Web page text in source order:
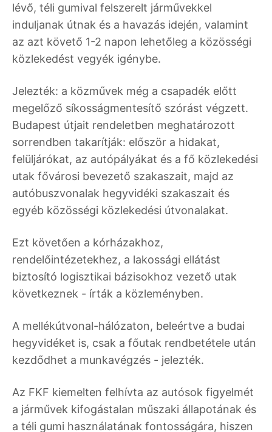
lévő, téli gumival felszerelt járművekkel
induljanak útnak és a havazás idején, valamint
az azt követő 1-2 napon lehetőleg a közösségi
közlekedést vegyék igénybe.
Jelezték: a közművek még a csapadék előtt
megelőző síkosságmentesítő szórást végzett.
Budapest útjait rendeletben meghatározott
sorrendben takarítják: először a hidakat,
felüljárókat, az autópályákat és a fő közlekedési
utak fővárosi bevezető szakaszait, majd az
autóbuszvonalak hegyvidéki szakaszait és
egyéb közösségi közlekedési útvonalakat.
Ezt követően a kórházakhoz,
rendelőintézetekhez, a lakossági ellátást
biztosító logisztikai bázisokhoz vezető utak
következnek - írták a közleményben.
A mellékútvonal-hálózaton, beleértve a budai
hegyvidéket is, csak a főutak rendbetétele után
kezdődhet a munkavégzés - jelezték.
Az FKF kiemelten felhívta az autósok figyelmét
a járművek kifogástalan műszaki állapotának és
a téli gumi használatának fontosságára, hiszen